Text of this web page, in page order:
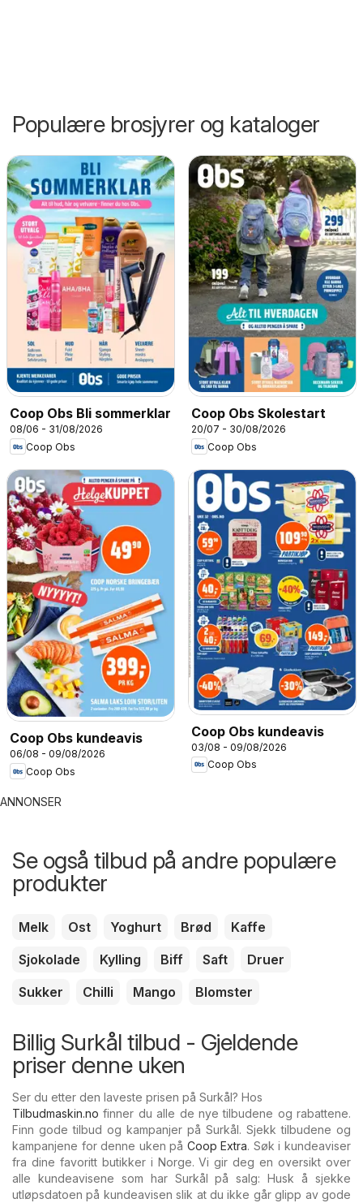
Populære brosjyrer og kataloger
Coop Obs Bli sommerklar
08/06 - 31/08/2026
Coop Obs
Coop Obs Skolestart
20/07 - 30/08/2026
Coop Obs
Coop Obs kundeavis
06/08 - 09/08/2026
Coop Obs
Coop Obs kundeavis
03/08 - 09/08/2026
Coop Obs
ANNONSER
Se også tilbud på andre populære
produkter
Melk Ost Yoghurt Brød
Kaffe
Sjokolade
Kylling Biff Saft
Druer
Sukker
Chilli Mango Blomster
Billig Surkål tilbud - Gjeldende
priser denne uken
Ser du etter den laveste prisen på Surkål? Hos
Tilbudmaskin.no finner du alle de nye tilbudene og rabattene.
Finn gode tilbud og kampanjer på Surkål. Sjekk tilbudene og
kampanjene for denne uken på Coop Extra. Søk i kundeaviser
fra dine favoritt butikker i Norge. Vi gir deg en oversikt over
alle kundeavisene som har Surkål på salg: Husk å sjekke
utløpsdatoen på kundeavisen slik at du ikke går glipp av gode